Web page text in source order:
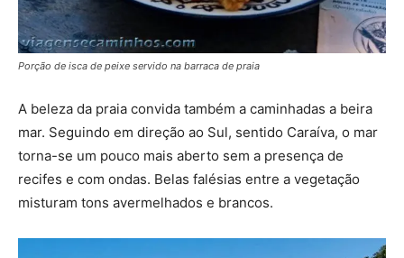
Porção de isca de peixe servido na barraca de praia
A beleza da praia convida também a caminhadas a beira
mar. Seguindo em direção ao Sul, sentido Caraíva, o mar
torna-se um pouco mais aberto sem a presença de
recifes e com ondas. Belas falésias entre a vegetação
misturam tons avermelhados e brancos.